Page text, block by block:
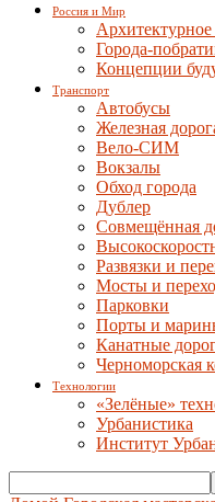
Россия и Мир
Города-
Концепции
Транспорт
Автобусы
Железная
Вело-СИМ
Вокзалы
Обход города
Дублер
Совмещённая
Развязки и
Мосты и
Парковки
Порты и
Канатные
Черноморская
Технологии
«Зелёные»
Урбанистика
Институт